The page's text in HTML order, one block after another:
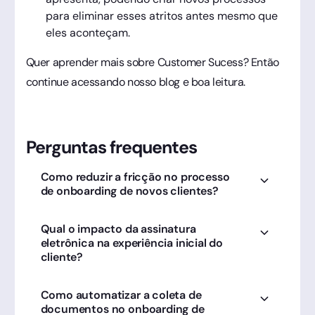
para eliminar esses atritos antes mesmo que
eles aconteçam.
Quer aprender mais sobre Customer Sucess? Então
continue acessando nosso blog e boa leitura.
Perguntas frequentes
Como reduzir a fricção no processo
de onboarding de novos clientes?
manuais e burocráticas; a Clicksign otimiza
essa fase permitindo a assinatura imediata de
contratos via WhatsApp ou e-mail.
Qual o impacto da assinatura
eletrônica na experiência inicial do
cliente?
agilidade, garantindo que o cliente comece a
usar seu serviço rapidamente, aumentando os
Como automatizar a coleta de
documentos no onboarding de